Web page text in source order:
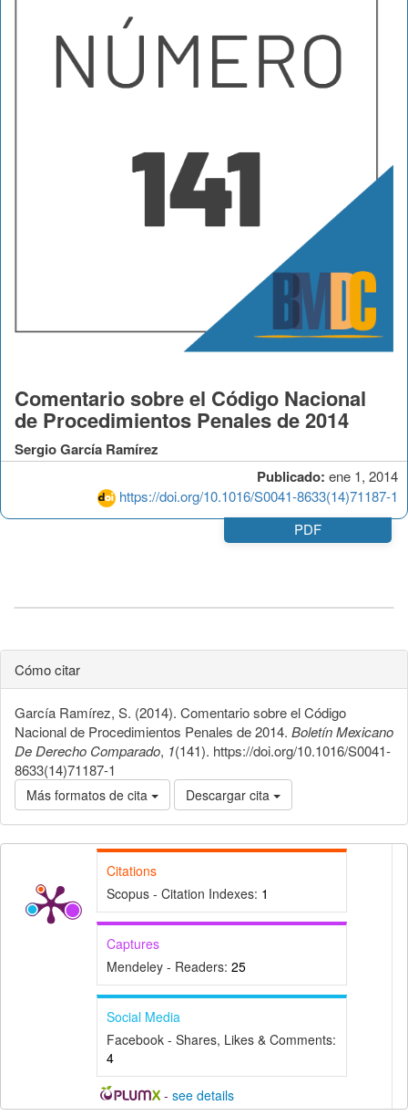
Publicado: ene 1, 2014
https://doi.org/10.1016/S0041-8633(14)71187-1
Comentario sobre el Código Nacional
de Procedimientos Penales de 2014
Sergio García Ramírez
PDF
Cómo citar
García Ramírez, S. (2014). Comentario sobre el Código
Nacional de Procedimientos Penales de 2014. Boletín Mexicano
De Derecho Comparado, 1(141). https://doi.org/10.1016/S0041-
8633(14)71187-1
Más formatos de cita Descargar cita
Citations
Scopus - Citation Indexes: 1
Captures
Mendeley - Readers: 25
Social Media
Facebook - Shares, Likes & Comments:
4
- see details